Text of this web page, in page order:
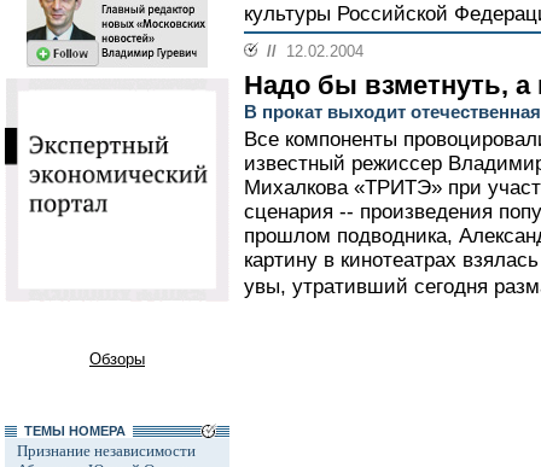
Обзоры
ТЕМЫ НОМЕРА
Признание независимости
культуры Российской
// 12.02.2004
Надо бы взметнуть, а
В прокат выходит
Все компоненты
известный режиссер
Михалкова «ТРИТЭ» при
сценария -- произведения
прошлом подводника,
картину в кинотеатрах
увы, утративший сегодня